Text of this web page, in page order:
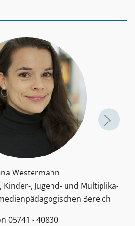
Westermann
Kinder-, Jugend- und Multiplika­
Bereich
05741 - 40830